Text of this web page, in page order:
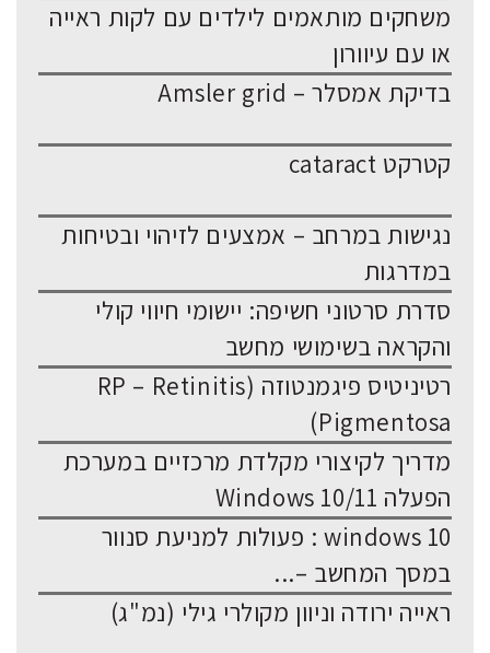
משחקים מותאמים לילדים עם לקות ראייה
או עם עיוורון
בדיקת אמסלר – Amsler grid
קטרקט cataract
נגישות במרחב – אמצעים לזיהוי ובטיחות
במדרגות
סדרת סרטוני חשיפה: יישומי חיווי קולי
והקראה בשימושי מחשב
רטיניטיס פיגמנטוזה (RP – Retinitis
Pigmentosa)
מדריך לקיצורי מקלדת מרכזיים במערכת
הפעלה Windows 10/11
windows 10 : פעולות למניעת סנוור
במסך המחשב –...
ראייה ירודה וניוון מקולרי גילי (נמ"ג)